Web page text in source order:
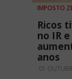
IMPOSTO
Ricos
no IR
anos
01